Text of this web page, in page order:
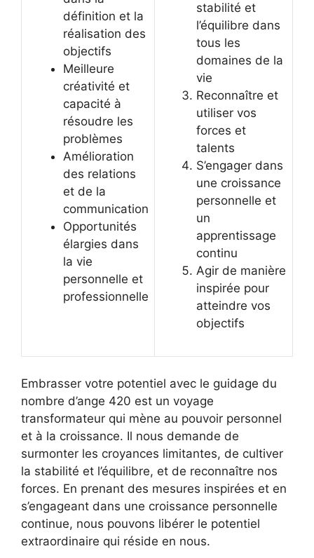
définition et la
réalisation des
objectifs
Meilleure
créativité et
capacité à
résoudre les
problèmes
Amélioration
des relations
et de la
communication
Opportunités
élargies dans
la vie
personnelle et
professionnelle
stabilité et
l’équilibre dans
tous les
domaines de la
vie
Reconnaître et
utiliser vos
forces et
talents
S’engager dans
une croissance
personnelle et
un
apprentissage
continu
Agir de manière
inspirée pour
atteindre vos
objectifs
Embrasser votre potentiel avec le guidage du
nombre d’ange 420 est un voyage
transformateur qui mène au pouvoir personnel
et à la croissance. Il nous demande de
surmonter les croyances limitantes, de cultiver
la stabilité et l’équilibre, et de reconnaître nos
forces. En prenant des mesures inspirées et en
s’engageant dans une croissance personnelle
continue, nous pouvons libérer le potentiel
extraordinaire qui réside en nous.